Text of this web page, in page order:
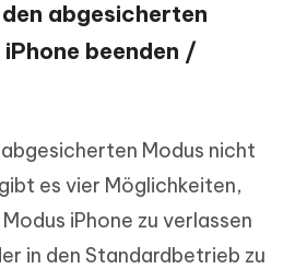
abgesicherten
iPhone beenden /
abgesicherten Modus nicht
es vier Möglichkeiten,
iPhone zu verlassen
in den Standardbetrieb zu